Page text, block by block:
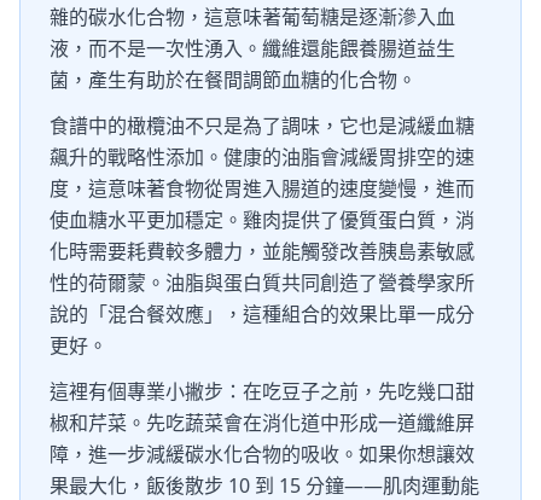
雜的碳水化合物，這意味著葡萄糖是逐漸滲入血
液，而不是一次性湧入。纖維還能餵養腸道益生
菌，產生有助於在餐間調節血糖的化合物。
食譜中的橄欖油不只是為了調味，它也是減緩血糖
飆升的戰略性添加。健康的油脂會減緩胃排空的速
度，這意味著食物從胃進入腸道的速度變慢，進而
使血糖水平更加穩定。雞肉提供了優質蛋白質，消
化時需要耗費較多體力，並能觸發改善胰島素敏感
性的荷爾蒙。油脂與蛋白質共同創造了營養學家所
說的「混合餐效應」，這種組合的效果比單一成分
更好。
這裡有個專業小撇步：在吃豆子之前，先吃幾口甜
椒和芹菜。先吃蔬菜會在消化道中形成一道纖維屏
障，進一步減緩碳水化合物的吸收。如果你想讓效
果最大化，飯後散步 10 到 15 分鐘——肌肉運動能